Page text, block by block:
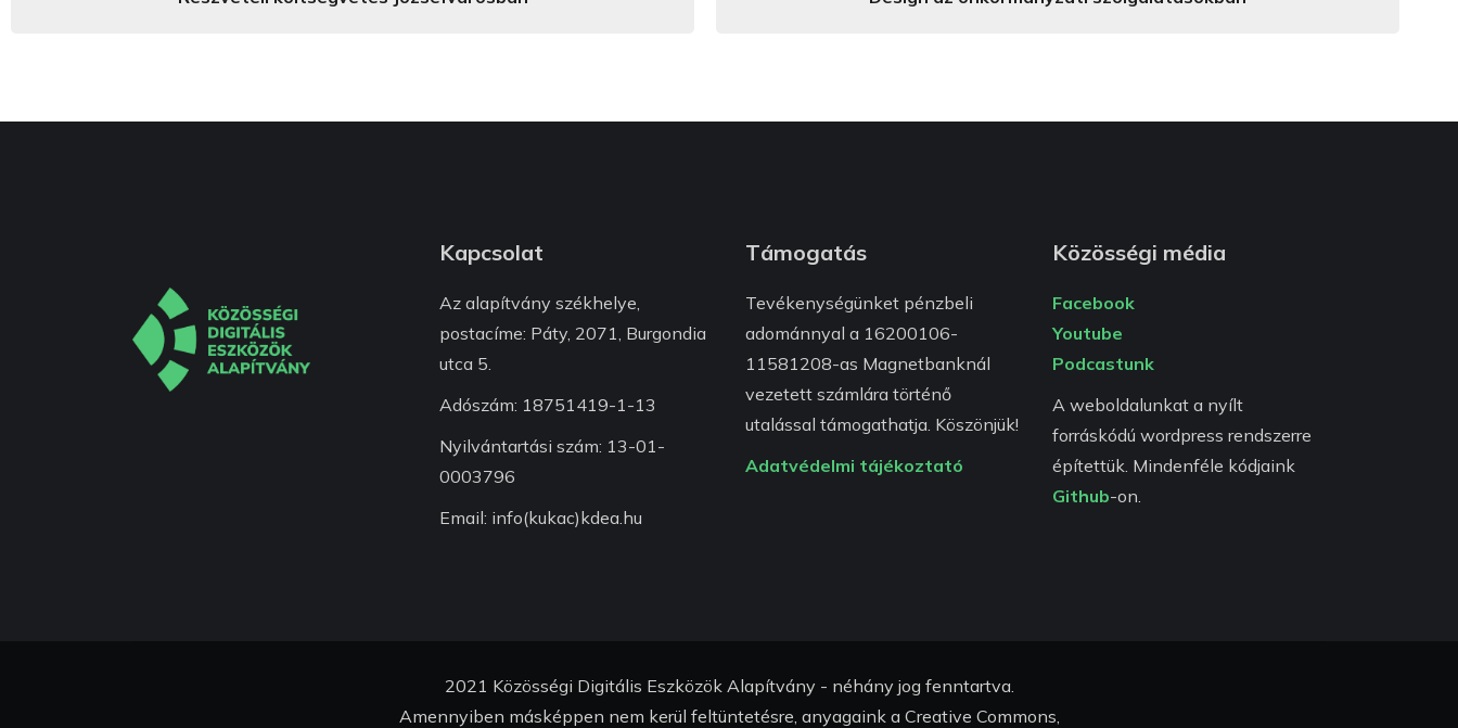
Kapcsolat
Az alapítvány székhelye,
postacíme: Páty, 2071, Burgondia
utca 5.
Adószám: 18751419-1-13
Nyilvántartási szám: 13-01-
0003796
Email: info(kukac)kdea.hu
Támogatás
Tevékenységünket pénzbeli
adománnyal a 16200106-
11581208-as Magnetbanknál
vezetett számlára történő
utalással támogathatja. Köszönjük!
Adatvédelmi tájékoztató
Közösségi média
Facebook
Youtube
Podcastunk
A weboldalunkat a nyílt
forráskódú wordpress rendszerre
építettük. Mindenféle kódjaink
Github-on.
2021 Közösségi Digitális Eszközök Alapítvány - néhány jog fenntartva.
Amennyiben másképpen nem kerül feltüntetésre, anyagaink a Creative Commons,